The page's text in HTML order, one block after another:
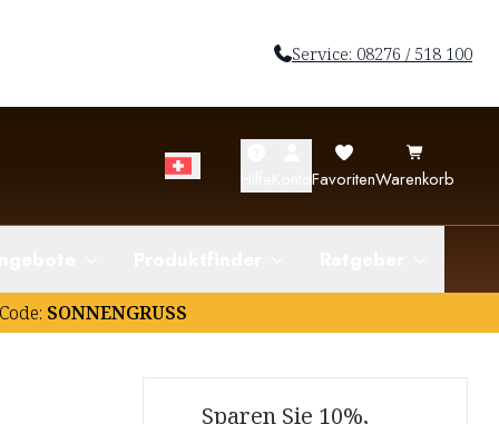
Service: 08276 / 518 100
FavoritenWarenkorb
SONNENGRUSS
Sparen Sie 10%,